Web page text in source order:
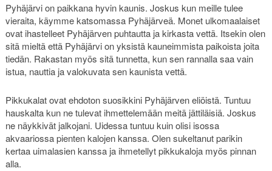
Pyhäjärvi on paikkana hyvin kaunis. Joskus kun meille tulee
vieraita, käymme katsomassa Pyhäjärveä. Monet ulkomaalaiset
ovat ihastelleet Pyhäjärven puhtautta ja kirkasta vettä. Itsekin olen
sitä mieltä että Pyhäjärvi on yksistä kauneimmista paikoista joita
tiedän. Rakastan myös sitä tunnetta, kun sen rannalla saa vain
istua, nauttia ja valokuvata sen kaunista vettä.
Pikkukalat ovat ehdoton suosikkini Pyhäjärven eliöistä. Tuntuu
hauskalta kun ne tulevat ihmettelemään meitä jättiläisiä. Joskus
ne näykkivät jalkojani. Uidessa tuntuu kuin olisi isossa
akvaariossa pienten kalojen kanssa. Olen sukeltanut parikin
kertaa uimalasien kanssa ja ihmetellyt pikkukaloja myös pinnan
alla.